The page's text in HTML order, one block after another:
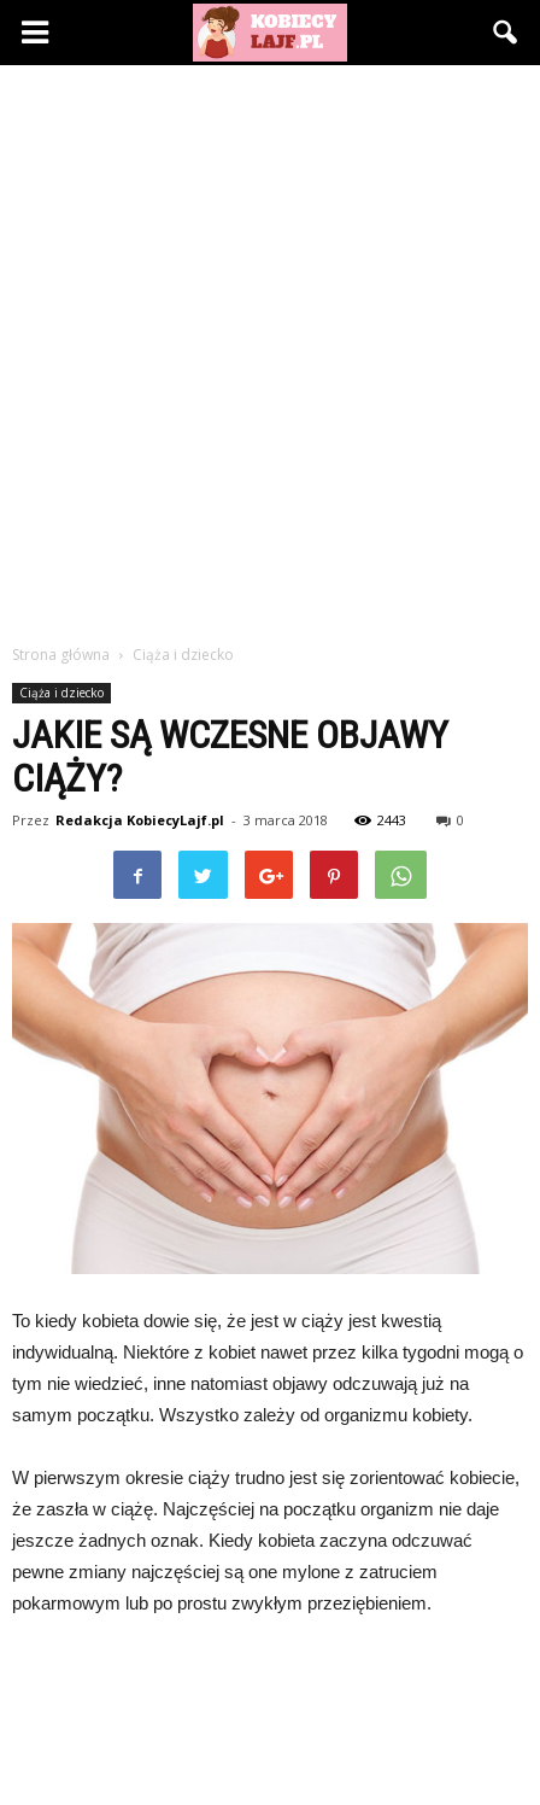
KobiecyLajf.pl
Strona główna Ciąża i dziecko
Ciąża i dziecko
JAKIE SĄ WCZESNE OBJAWY
CIĄŻY?
Przez Redakcja KobiecyLajf.pl - 3 marca 2018 2443 0
To kiedy kobieta dowie się, że jest w ciąży jest kwestią
indywidualną. Niektóre z kobiet nawet przez kilka tygodni mogą o
tym nie wiedzieć, inne natomiast objawy odczuwają już na
samym początku. Wszystko zależy od organizmu kobiety.
W pierwszym okresie ciąży trudno jest się zorientować kobiecie,
że zaszła w ciążę. Najczęściej na początku organizm nie daje
jeszcze żadnych oznak. Kiedy kobieta zaczyna odczuwać
pewne zmiany najczęściej są one mylone z zatruciem
pokarmowym lub po prostu zwykłym przeziębieniem.